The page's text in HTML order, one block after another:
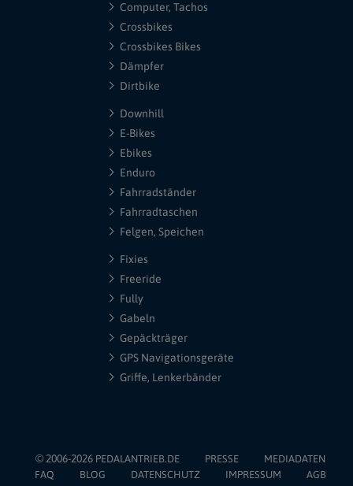
Computer, Tachos
Crossbikes
Crossbikes Bikes
Dämpfer
Dirtbike
Downhill
E-Bikes
Ebikes
Enduro
Fahrradständer
Fahrradtaschen
Felgen, Speichen
Fixies
Freeride
Fully
Gabeln
Gepäckträger
GPS Navigationsgeräte
Griffe, Lenkerbänder
© 2006-2026 PEDALANTRIEB.DE PRESSE
MEDIADATEN
FAQ
BLOG DATENSCHUTZ IMPRESSUM
AGB